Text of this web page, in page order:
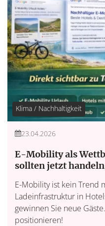
Klima / Nachhaltigkeit
23.04.2026
E-Mobility als
sollten jetzt handeln
E-Mobility ist kein Trend
Ladeinfrastruktur in
gewinnen Sie neue
positionieren!